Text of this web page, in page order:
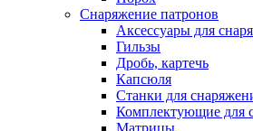
Снаряжение патронов
Аксессуары для
Гильзы
Дробь, картечь
Капсюля
Станки для
Комплектующие для
Матрицы